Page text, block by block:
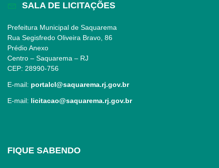
SALA DE LICITAÇÕES
Prefeitura Municipal de Saquarema
Rua Segisfredo Oliveira Bravo, 86
Prédio Anexo
Centro – Saquarema – RJ
CEP: 28990-756
E-mail: portalcl@saquarema.rj.gov.br
E-mail: licitacao@saquarema.rj.gov.br
FIQUE SABENDO